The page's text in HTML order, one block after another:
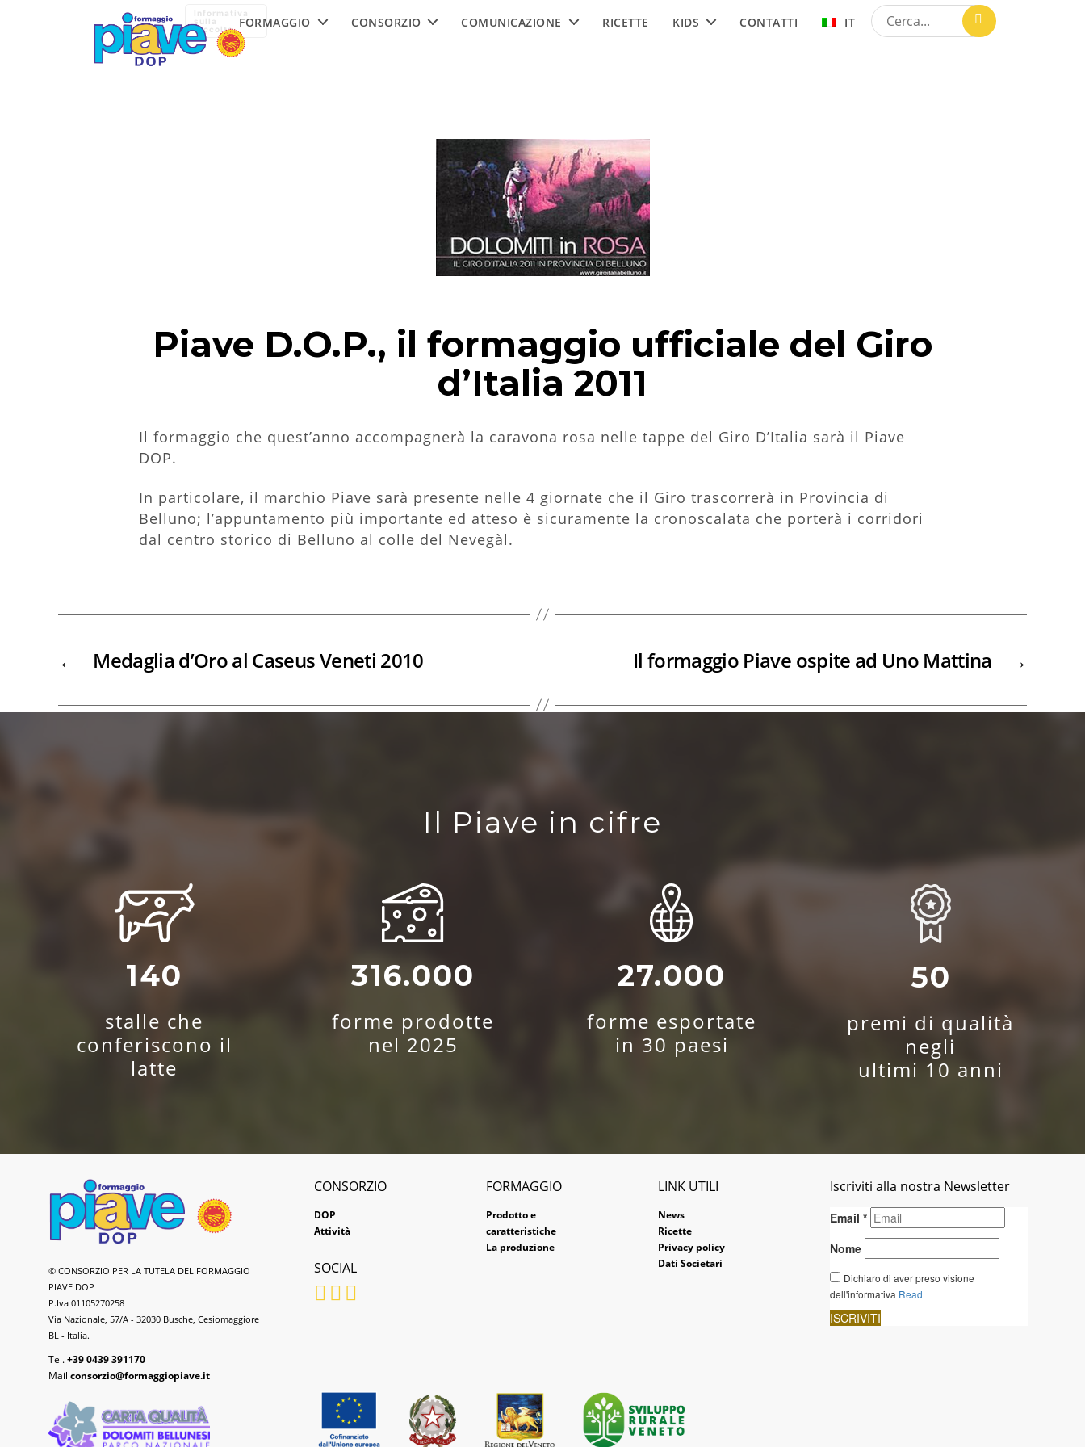
Formaggio
Piave
DOP
FORMAGGIO CONSORZIO COMUNICAZIONE RICETTE KIDS CONTATTI IT
Piave D.O.P., il formaggio ufficiale del Giro
d’Italia 2011
Il formaggio che quest’anno accompagnerà la caravona rosa nelle tappe del Giro D’Italia sarà il Piave
DOP.
In particolare, il marchio Piave sarà presente nelle 4 giornate che il Giro trascorrerà in Provincia di
Belluno; l’appuntamento più importante ed atteso è sicuramente la cronoscalata che porterà i corridori
dal centro storico di Belluno al colle del Nevegàl.
← Medaglia d’Oro al Caseus Veneti 2010 →
Il formaggio Piave ospite ad Uno Mattina
Il Piave in cifre
140
stalle che
conferiscono il
latte
316.000
forme prodotte
nel 2025
27.000
forme esportate
in 30 paesi
50
premi di qualità
negli
ultimi 10 anni
Formaggio
Piave
DOP
© CONSORZIO PER LA TUTELA DEL FORMAGGIO
PIAVE DOP
P.Iva 01105270258
Via Nazionale, 57/A - 32030 Busche, Cesiomaggiore
BL - Italia.
Tel.+39 0439 391170
Mail consorzio@formaggiopiave.it
CONSORZIO
DOP
Attività
SOCIAL
FORMAGGIO
Prodotto e
caratteristiche
La produzione
LINK UTILI
News
Ricette
Privacy policy
Dati Societari
Iscriviti alla nostra Newsletter
Informativa
sulla
raccolta